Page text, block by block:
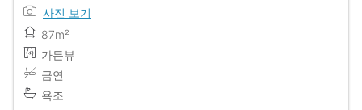
사진 보기
87m²
가든뷰
금연
욕조